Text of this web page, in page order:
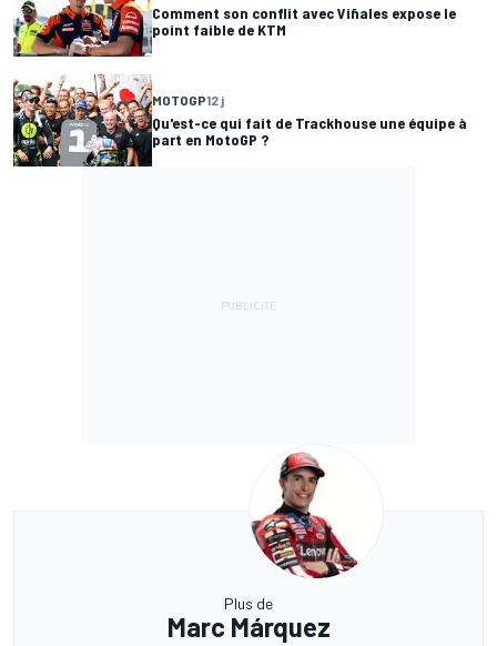
Comment son conflit avec Viñales expose le
point faible de KTM
MOTOGP12 j
Qu'est-ce qui fait de Trackhouse une équipe à
part en MotoGP ?
Plus de
Marc Márquez